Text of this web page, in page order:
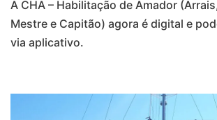
A CHA – Habilitação de Amador
Mestre e Capitão) agora é digital e
via aplicativo.